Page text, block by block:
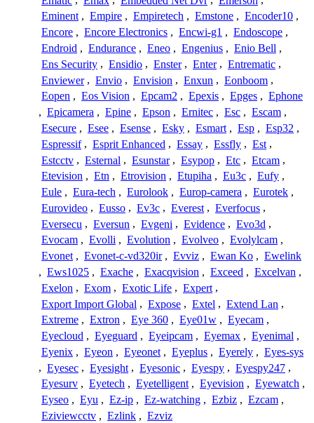
Eminent , Empire , Empiretech , Emstone , Encoder10 ,
Encore , Encore Electronics , Encwi-g1 , Endoscope ,
Endroid , Endurance , Eneo , Engenius , Enio Bell ,
Ens Security , Ensidio , Enster , Enter , Entrematic ,
Enviewer , Envio , Envision , Enxun , Eonboom ,
Eopen , Eos Vision , Epcam2 , Epexis , Epges , Ephone
, Epicamera , Epine , Epson , Ernitec , Esc , Escam ,
Esecure , Esee , Esense , Esky , Esmart , Esp , Esp32 ,
Espressif , Esprit Enhanced , Essay , Essfly , Est ,
Estcctv , Esternal , Esunstar , Esypop , Etc , Etcam ,
Etevision , Etn , Etrovision , Etupiha , Eu3c , Eufy ,
Eule , Eura-tech , Eurolook , Europ-camera , Eurotek ,
Eurovideo , Eusso , Ev3c , Everest , Everfocus ,
Eversecu , Eversun , Evgeni , Evidence , Evo3d ,
Evocam , Evolli , Evolution , Evolveo , Evolylcam ,
Evonet , Evonet-c-vd320ir , Evviz , Ewan Ko , Ewelink
, Ews1025 , Exache , Exacqvision , Exceed , Excelvan ,
Exelon , Exom , Exotic Life , Expert ,
Export Import Global , Expose , Extel , Extend Lan ,
Extreme , Extron , Eye 360 , Eye01w , Eyecam ,
Eyecloud , Eyeguard , Eyeipcam , Eyemax , Eyenimal ,
Eyenix , Eyeon , Eyeonet , Eyeplus , Eyerely , Eyes-sys
, Eyesec , Eyesight , Eyesonic , Eyespy , Eyespy247 ,
Eyesurv , Eyetech , Eyetelligent , Eyevision , Eyewatch ,
Eyseo , Eyu , Ez-ip , Ez-watching , Ezbiz , Ezcam ,
Eziviewcctv , Ezlink , Ezviz